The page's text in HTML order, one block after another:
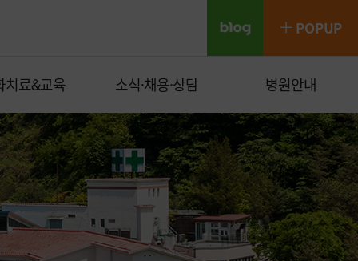
치료&교육 소식·채용·상담 병원안내
POPUP